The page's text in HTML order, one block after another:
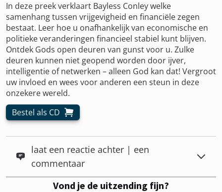
In deze preek verklaart Bayless Conley welke
samenhang tussen vrijgevigheid en financiële zegen
bestaat. Leer hoe u onafhankelijk van economische en
politieke veranderingen financieel stabiel kunt blijven.
Ontdek Gods open deuren van gunst voor u. Zulke
deuren kunnen niet geopend worden door ijver,
intelligentie of netwerken – alleen God kan dat! Vergroot
uw invloed en wees voor anderen een steun in deze
onzekere wereld.
Bestel als CD
laat een reactie achter | een
commentaar
Vond je de uitzending fijn?